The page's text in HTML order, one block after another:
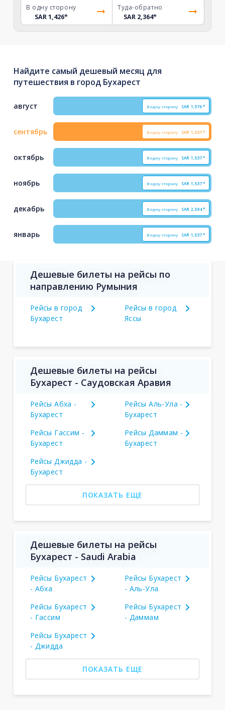
В одну сторону
SAR 1,426*
Туда-обратно
SAR 2,364*
Найдите самый дешевый месяц для
путешествия в город Бухарест
август В одну сторону SAR 1,576*
сентябрь В одну сторону SAR 1,537*
октябрь В одну сторону SAR 1,537*
ноябрь В одну сторону SAR 1,537*
декабрь В одну сторону SAR 2,594*
январь В одну сторону SAR 1,537*
Дешевые билеты на рейсы по
направлению Румыния
Рейсы в город
Бухарест
Рейсы в город
Яссы
Дешевые билеты на рейсы
Бухарест - Саудовская Аравия
Рейсы Абха -
Бухарест
Рейсы Аль-Ула -
Бухарест
Рейсы Гассим -
Бухарест
Рейсы Даммам -
Бухарест
Рейсы Джидда -
Бухарест
ПОКАЗАТЬ ЕЩЕ
Дешевые билеты на рейсы
Бухарест - Saudi Arabia
Рейсы Бухарест
- Абха
Рейсы Бухарест
- Аль-Ула
Рейсы Бухарест
- Гассим
Рейсы Бухарест
- Даммам
Рейсы Бухарест
- Джидда
ПОКАЗАТЬ ЕЩЕ